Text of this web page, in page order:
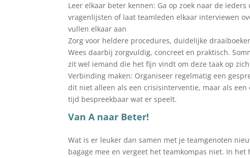
Leer elkaar beter kennen: Ga op zoek naar de
vragenlijsten of laat teamleden elkaar interviewen
vullen elkaar aan
Zorg voor heldere procedures, duidelijke
Wees daarbij zorgvuldig, concreet en praktisch.
zit wel iemand die het fijn vindt om deze taak op
Verbinding maken: Organiseer regelmatig een
dit niet alleen als een crisisinterventie, maar als
tijd bespreekbaar wat er speelt.
Van A naar Beter!
Wat is er leuker dan samen met je teamgenoten
bagage mee en vergeet het teamkompas niet. In